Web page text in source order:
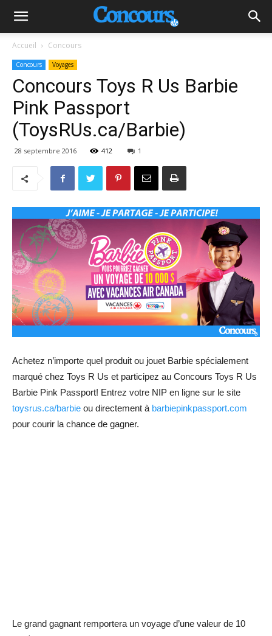
Accueil Concours
Concours Voyages
Concours Toys R Us Barbie
Pink Passport
(ToysRUs.ca/Barbie)
28 septembre 2016 412 1
Achetez n’importe quel produit ou jouet Barbie spécialement
marqué chez Toys R Us et participez au Concours Toys R Us
Barbie Pink Passport! Entrez votre NIP en ligne sur le site
toysrus.ca/barbie ou directement à barbiepinkpassport.com
pour courir la chance de gagner.
Le grand gagnant remportera un voyage d’une valeur de 10